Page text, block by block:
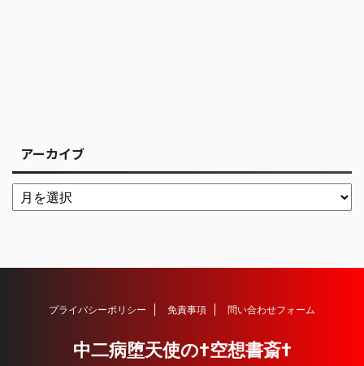
アーカイブ
プライバシーポリシー 免責事項 問い合わせフォーム
中二病堕天使の†空想書斎†